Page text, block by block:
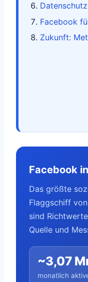
Facebook
Zukunft:
Facebook
Das größte
Flaggschiff
sind
Quelle und
~3,07
monatlich